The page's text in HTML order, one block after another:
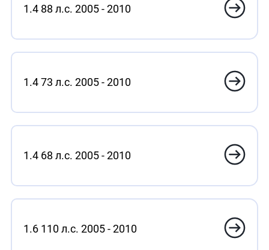
1.4 88 л.с. 2005 - 2010
1.4 73 л.с. 2005 - 2010
1.4 68 л.с. 2005 - 2010
1.6 110 л.с. 2005 - 2010